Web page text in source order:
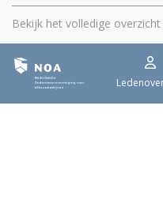
Bekijk het volledige overzicht